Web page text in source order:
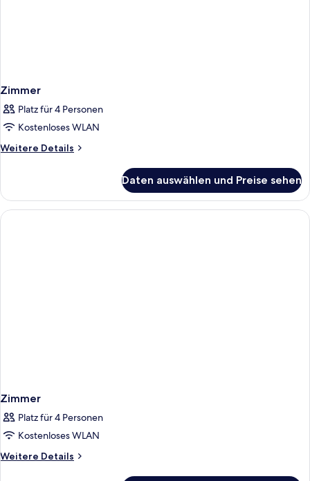
Zimmer
Platz für 4 Personen
Kostenloses WLAN
Weitere Details
Weitere
Daten auswählen und Preise sehen
Zimmer
Platz für 4 Personen
Kostenloses WLAN
Weitere Details
Weitere